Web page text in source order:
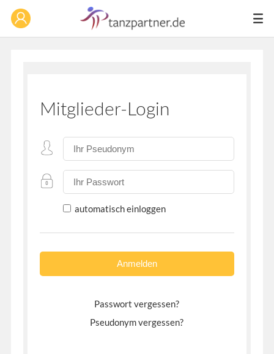
Mitglieder-Login
automatisch einloggen
Passwort vergessen?
Pseudonym vergessen?